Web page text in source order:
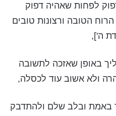
לפחות שאהיה דפוק
הטובה ורצונות טובים
ה'],
באופן שאזכה לתשובה
ולא אשוב עוד לכסלה,
באמת ובלב שלם ולהתדבק